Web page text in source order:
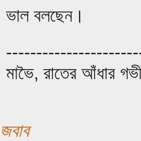
ভাল বলছেন।
মাভৈ, রাতের আঁধার
জবাব